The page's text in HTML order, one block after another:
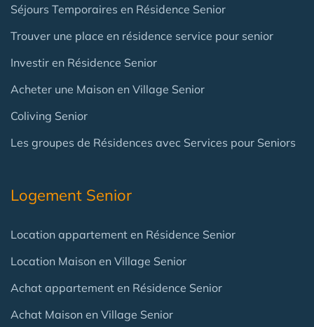
Séjours Temporaires en Résidence Senior
Trouver une place en résidence service pour senior
Investir en Résidence Senior
Acheter une Maison en Village Senior
Coliving Senior
Les groupes de Résidences avec Services pour Seniors
Logement Senior
Location appartement en Résidence Senior
Location Maison en Village Senior
Achat appartement en Résidence Senior
Achat Maison en Village Senior